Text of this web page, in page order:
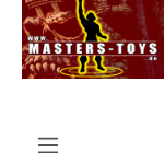
principal